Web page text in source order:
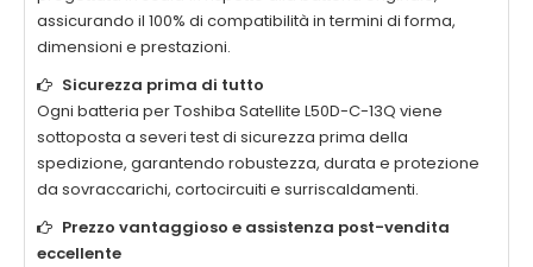
assicurando il 100% di compatibilità in termini di forma,
dimensioni e prestazioni.
Sicurezza prima di tutto
Ogni batteria per Toshiba Satellite L50D-C-13Q viene
sottoposta a severi test di sicurezza prima della
spedizione, garantendo robustezza, durata e protezione
da sovraccarichi, cortocircuiti e surriscaldamenti.
Prezzo vantaggioso e assistenza post-vendita
eccellente